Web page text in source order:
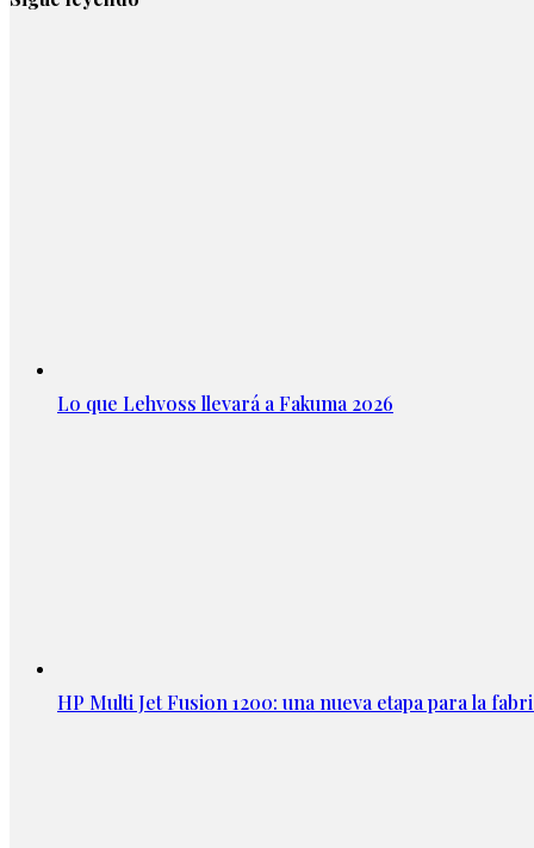
Lo que Lehvoss llevará a Fakuma 2026
HP Multi Jet Fusion 1200: una nueva etapa para la